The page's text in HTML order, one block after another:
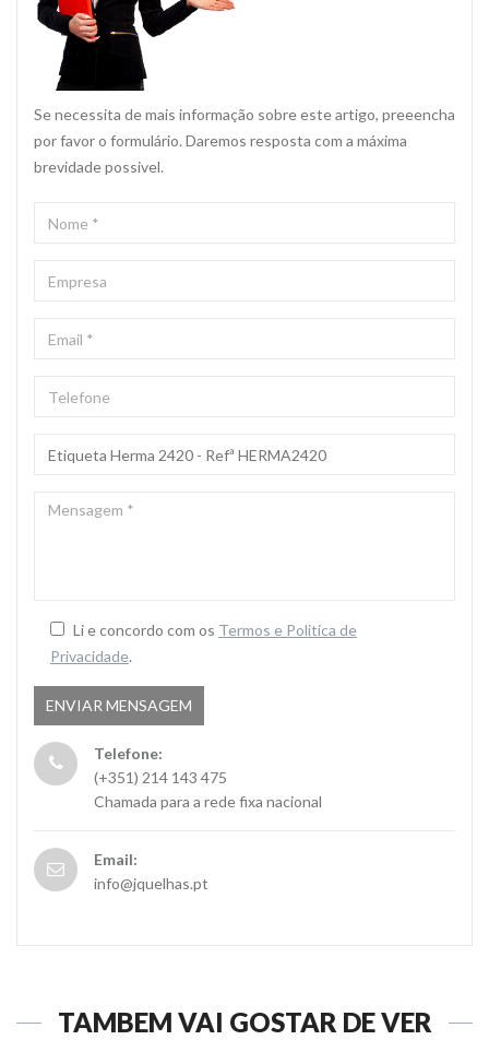
Se necessita de mais informação sobre este artigo, preeencha
por favor o formulário. Daremos resposta com a máxima
brevidade possivel.
Li e concordo com os Termos e Politica de
Privacidade.
Telefone:
(+351) 214 143 475
Chamada para a rede fixa nacional
Email:
info@jquelhas.pt
TAMBÉM VAI GOSTAR DE VER